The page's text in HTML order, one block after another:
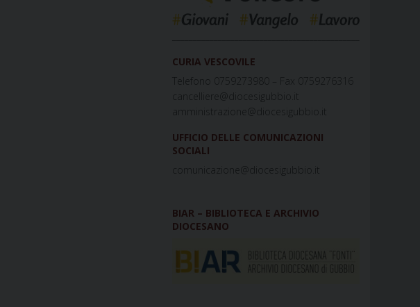
CURIA VESCOVILE
Telefono 0759273980 – Fax 0759276316
cancelliere@diocesigubbio.it
amministrazione@diocesigubbio.it
UFFICIO DELLE COMUNICAZIONI
SOCIALI
comunicazione@diocesigubbio.it
BIAR – BIBLIOTECA E ARCHIVIO
DIOCESANO